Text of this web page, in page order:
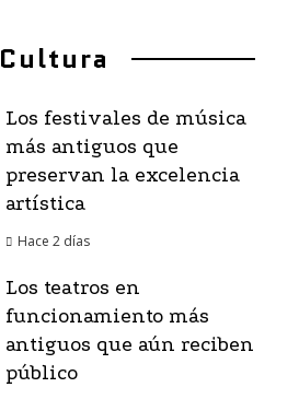
Cultura
Los festivales de música
más antiguos que
preservan la excelencia
artística
Hace 2 días
Los teatros en
funcionamiento más
antiguos que aún reciben
público